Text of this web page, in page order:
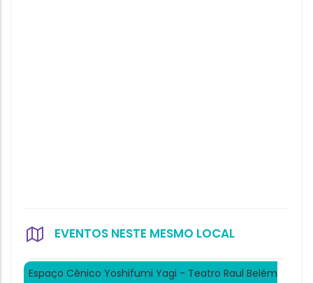
EVENTOS NESTE MESMO LOCAL
Espaço Cênico Yoshifumi Yagi - Teatro Raul Belém